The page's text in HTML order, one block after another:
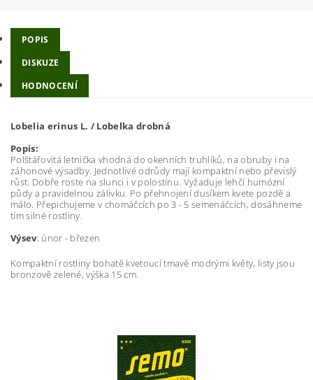
POPIS
DISKUZE
HODNOCENÍ
Lobelia erinus L. / Lobelka drobná
Popis:
Polštářovitá letnička vhodná do okenních truhlíků, na obruby i na
záhonové výsadby. Jednotlivé odrůdy mají kompaktní nebo převislý
růst. Dobře roste na slunci i v polostínu. Vyžaduje lehčí humózní
půdy a pravidelnou zálivku. Po přehnojení dusíkem kvete pozdě a
málo. Přepichujeme v chomáčcích po 3 - 5 semenáčcích, dosáhneme
tím silné rostliny.
Výsev: únor - březen
Kompaktní rostliny bohatě kvetoucí tmavě modrými květy, listy jsou
bronzově zelené, výška 15 cm.